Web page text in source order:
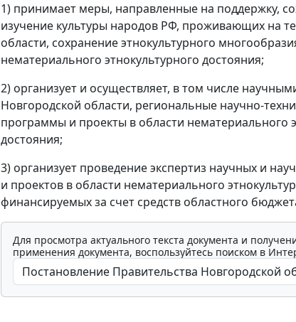
1) принимает меры, направленные на поддержку,
изучение культуры народов РФ, проживающих на
области, сохранение этнокультурного
нематериального этнокультурного достояния;
2) организует и осуществляет, в том числе
Новгородской области, региональные научно-
программы и проекты в области нематериального
достояния;
3) организует проведение экспертиз научных и
и проектов в области нематериального
финансируемых за счет средств областного
Для просмотра актуального текста документа и
применения документа, воспользуйтесь поиском в